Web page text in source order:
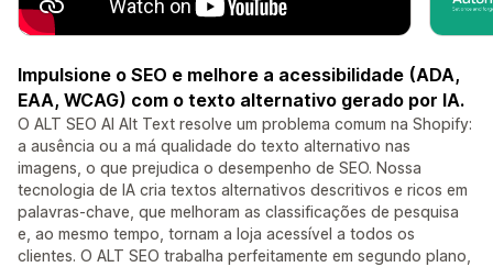
Impulsione o SEO e melhore a acessibilidade (ADA,
EAA, WCAG) com o texto alternativo gerado por IA.
O ALT SEO AI Alt Text resolve um problema comum na Shopify:
a ausência ou a má qualidade do texto alternativo nas
imagens, o que prejudica o desempenho de SEO. Nossa
tecnologia de IA cria textos alternativos descritivos e ricos em
palavras-chave, que melhoram as classificações de pesquisa
e, ao mesmo tempo, tornam a loja acessível a todos os
clientes. O ALT SEO trabalha perfeitamente em segundo plano,